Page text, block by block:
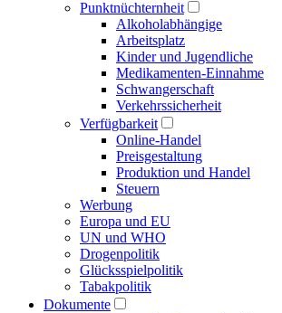
Punktnüchternheit
Alkoholabhängige
Arbeitsplatz
Kinder und Jugendliche
Medikamenten-Einnahme
Schwangerschaft
Verkehrssicherheit
Verfügbarkeit
Online-Handel
Preisgestaltung
Produktion und Handel
Steuern
Werbung
Europa und EU
UN und WHO
Drogenpolitik
Glücksspielpolitik
Tabakpolitik
Dokumente